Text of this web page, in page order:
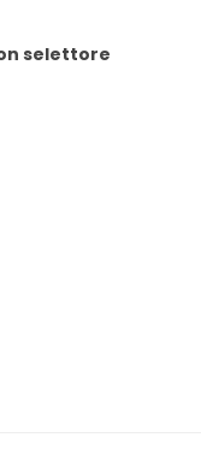
selettore